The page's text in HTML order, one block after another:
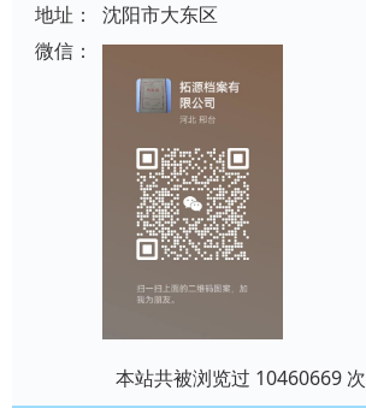
地址：
沈阳市大东区
微信：
本站共被浏览过 10460669 次